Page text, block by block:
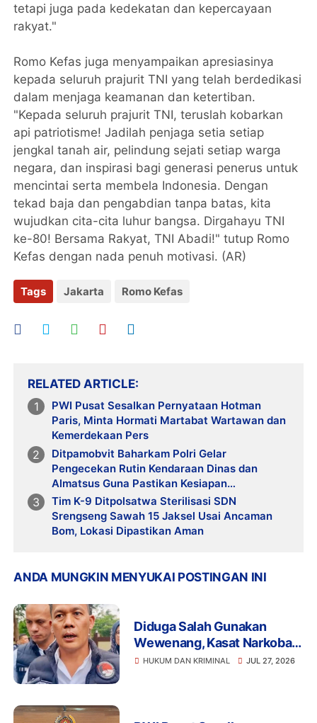
tetapi juga pada kedekatan dan kepercayaan
rakyat."
Romo Kefas juga menyampaikan apresiasinya
kepada seluruh prajurit TNI yang telah berdedikasi
dalam menjaga keamanan dan ketertiban.
"Kepada seluruh prajurit TNI, teruslah kobarkan
api patriotisme! Jadilah penjaga setia setiap
jengkal tanah air, pelindung sejati setiap warga
negara, dan inspirasi bagi generasi penerus untuk
mencintai serta membela Indonesia. Dengan
tekad baja dan pengabdian tanpa batas, kita
wujudkan cita-cita luhur bangsa. Dirgahayu TNI
ke-80! Bersama Rakyat, TNI Abadi!" tutup Romo
Kefas dengan nada penuh motivasi. (AR)
Tags Jakarta Romo Kefas
RELATED ARTICLE
PWI Pusat Sesalkan Pernyataan Hotman
Paris, Minta Hormati Martabat Wartawan dan
Kemerdekaan Pers
Ditpamobvit Baharkam Polri Gelar
Pengecekan Rutin Kendaraan Dinas dan
Almatsus Guna Pastikan Kesiapan
Operasional
Tim K-9 Ditpolsatwa Sterilisasi SDN
Srengseng Sawah 15 Jaksel Usai Ancaman
Bom, Lokasi Dipastikan Aman
ANDA MUNGKIN MENYUKAI POSTINGAN INI
Diduga Salah Gunakan
Wewenang, Kasat Narkoba
Polres Tangsel dan 6
HUKUM DAN KRIMINAL JUL 27, 2026